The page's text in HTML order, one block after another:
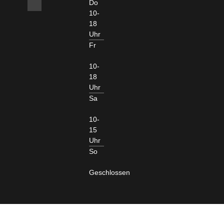
Do
10-
18
Uhr
Fr
10-
18
Uhr
Sa
10-
15
Uhr
So
Geschlossen